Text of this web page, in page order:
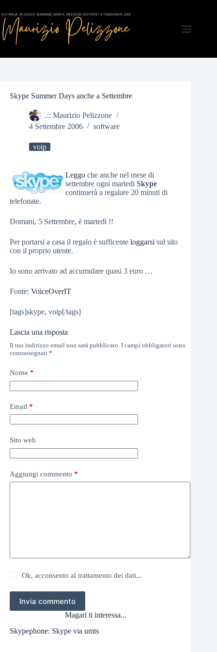
al
contenuto
Skype Summer Days anche a Settembre
.:: Maurizio Pelizzone
4 Settembre 2006
software
voip
Leggo che anche nel mese di
settembre ogni martedi Skype
continuerà a regalare 20 minuti di
telefonate.
Domani, 5 Settembre, è martedì !!
Per portarsi a casa il regalo è sufficente loggarsi sul sito
con il proprio utente.
Io sono arrivato ad accumulare quasi 3 euro …
Fonte: VoiceOverIT
[tags]skype, voip[/tags]
Lascia una risposta
Il tuo indirizzo email non sarà pubblicato. I campi obbligatori sono
contrassegnati *
Nome *
Email *
Sito web
Aggiungi commento *
Ok, acconsento al trattamento dei dati...
Invia commento
Magari ti interessa...
Skypephone: Skype via umts